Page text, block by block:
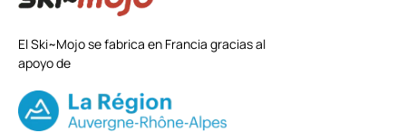
El Ski~Mojo se fabrica en Francia gracias al
apoyo de